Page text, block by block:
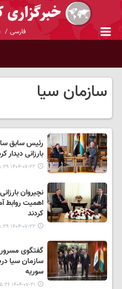
فارسی
سازمان سیا
رئیس سابق
بارزانی دیدار
۱۴۰۴-۰۷-۲۲ ۰۸:۲۹
نچیروان
اهمیت روابط
کردند
۱۴۰۴-۰۷-۲۲ ۰۸:۲۹
گفتگوی
سازمان سیا
سوریه
۱۴۰۴-۰۷-۲۱ ۱۵:۲۶